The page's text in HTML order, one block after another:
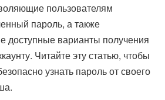
пользователям
пароль, а также
доступные варианты получения
Читайте эту статью, чтобы
узнать пароль от своего